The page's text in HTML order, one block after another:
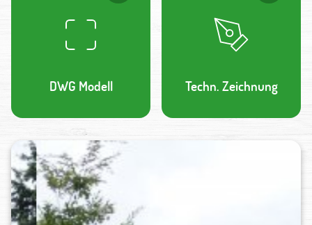
DWG Modell Techn. Zeichnung